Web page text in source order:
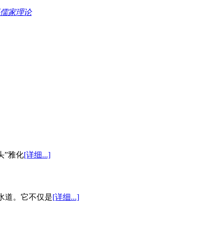
家理论
”雅化[详细...]
道。它不仅是[详细...]